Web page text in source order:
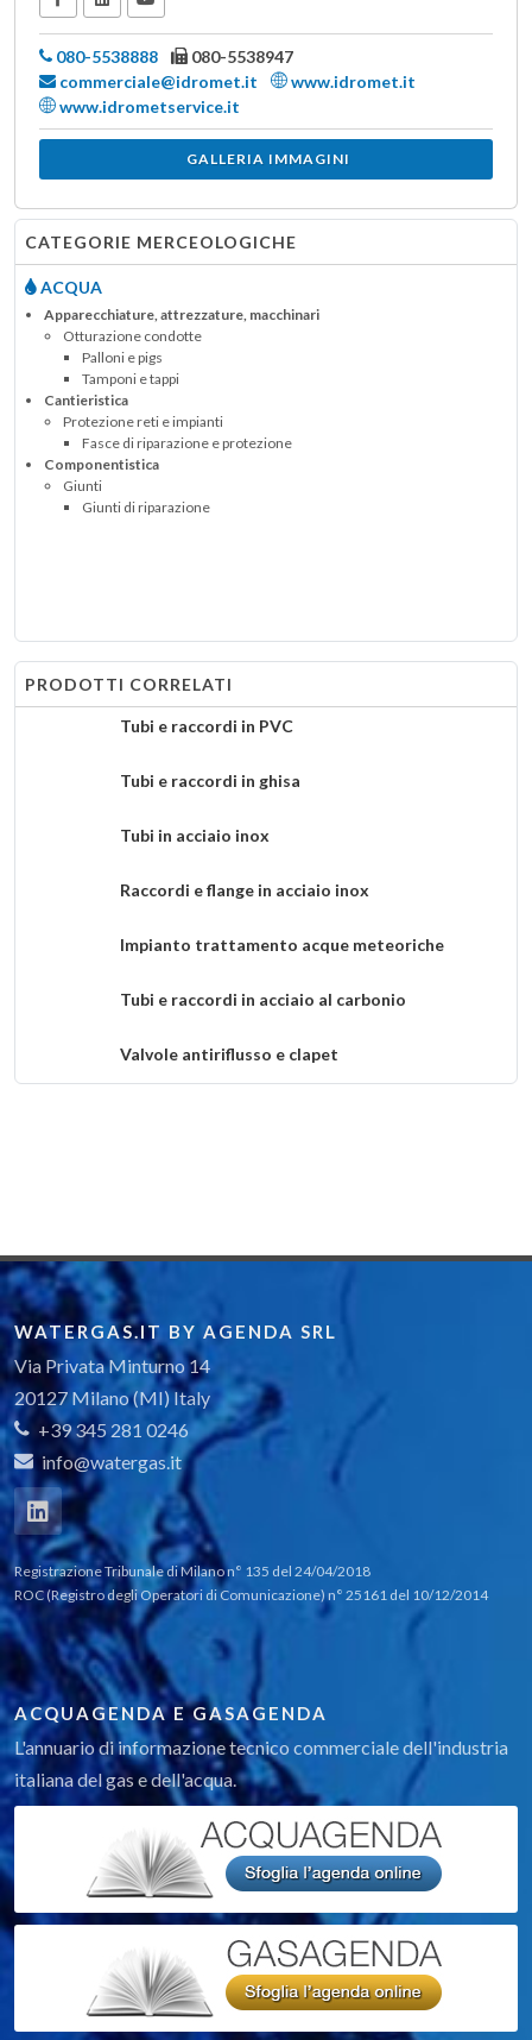
080-5538888
080-5538947
commerciale@idromet.it
www.idromet.it
www.idrometservice.it
GALLERIA IMMAGINI
CATEGORIE MERCEOLOGICHE
ACQUA
Apparecchiature, attrezzature, macchinari
Otturazione condotte
Palloni e pigs
Tamponi e tappi
Cantieristica
Protezione reti e impianti
Fasce di riparazione e protezione
Componentistica
Giunti
Giunti di riparazione
PRODOTTI CORRELATI
Tubi e raccordi in PVC
Tubi e raccordi in ghisa
Tubi in acciaio inox
Raccordi e flange in acciaio inox
Impianto trattamento acque meteoriche
Tubi e raccordi in acciaio al carbonio
Valvole antiriflusso e clapet
Tubi e raccordi in polietilene
Serbatoi, vasche e pozzetti
Macchine per depurazione, filtrazione,
potabilizzazione
Pompe e sistemi di pompaggio
Scatolari, canali e altri prodotti in calcestruzzo
armato
Prodotti per antincendio e gruppi di
pressurizzazione
Ricerca perdite
Videoispezioni e mappatura reti
Collaudi tubazioni, impianti, pozzetti, vasche,
serbatoi
Relining - Risanamento condotte no dig
Riparazione e rinforzo tubazione in pressione
Impermeabilizzazioni superfici e cisterne
Avviamento e manutenzione idrovalvole di
regolazione
WATERGAS.IT BY AGENDA SRL
Via Privata Minturno 14
20127 Milano (MI) Italy
+39 345 281 0246
info@watergas.it
Registrazione Tribunale di Milano n° 135 del 24/04/2018
ROC (Registro degli Operatori di Comunicazione) n° 25161 del 10/12/2014
ACQUAGENDA E GASAGENDA
L'annuario di informazione tecnico commerciale dell'industria
italiana del gas e dell'acqua.